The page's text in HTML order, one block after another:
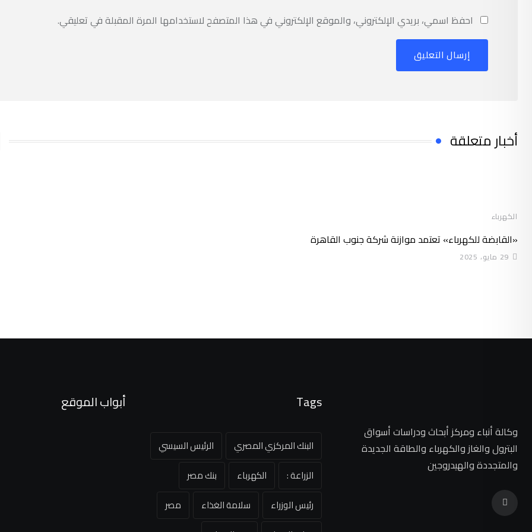
احفظ اسمي، بريدي الإلكتروني، والموقع الإلكتروني في هذا المتصفح لاستخدامها المرة المقبلة في تعليقي.
أخبار متعلقة
الكهرباء
«القابضة للكهرباء» تعتمد موازنة شركة جنوب القاهرة
29 مايو، 2025
وكالة أنباء ومركز أبحاث ودراسات أسواق
البترول والغاز والكهرباء والطاقة الجديدة
والمتجددة والهيدروجين
Tags
البنك المركزي المصري
الرئيس السيسي
الزراعة :
الكهرباء
بنك مصر
رئيس الوزراء
سلامة الغذاء
مصر
أبواب الموقع